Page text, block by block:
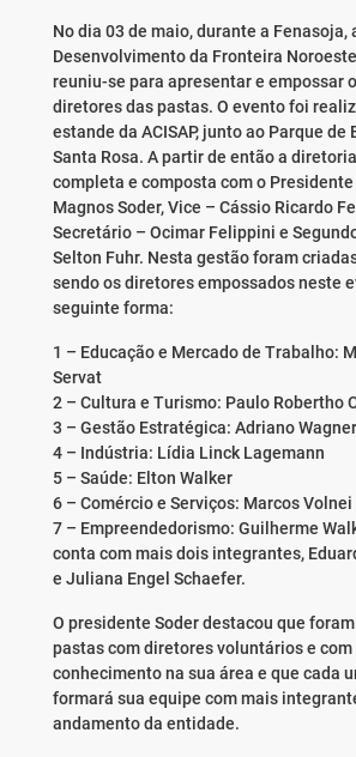
No dia 03 de maio, durante a Fenasoja,
Desenvolvimento da Fronteira
reuniu-se para apresentar e empossar
diretores das pastas. O evento foi
estande da ACISAP, junto ao Parque de
Santa Rosa. A partir de então a
completa e composta com o
Magnos Soder, Vice – Cássio Ricardo
Secretário – Ocimar Felippini e
Selton Fuhr. Nesta gestão foram
sendo os diretores empossados neste
seguinte forma:
1 – Educação e Mercado de Trabalho:
Servat
2 – Cultura e Turismo: Paulo Robertho
3 – Gestão Estratégica: Adriano Wagner
4 – Indústria: Lídia Linck Lagemann
5 – Saúde: Elton Walker
6 – Comércio e Serviços: Marcos Volnei
7 – Empreendedorismo: Guilherme
conta com mais dois integrantes,
e Juliana Engel Schaefer.
O presidente Soder destacou que
pastas com diretores voluntários e com
conhecimento na sua área e que cada
formará sua equipe com mais
andamento da entidade.